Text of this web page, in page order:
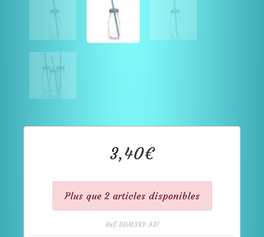
3,40€
Plus que 2 articles disponibles
Ref. DDM383-927